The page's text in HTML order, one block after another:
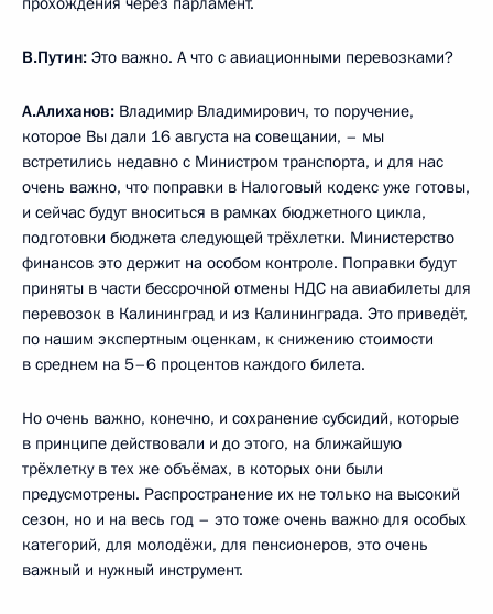
В.Путин: Это важно. А что с авиационными перевозками?
А.Алиханов: Владимир Владимирович, то поручение,
которое Вы дали 16 августа на совещании, – мы
встретились недавно с Министром транспорта, и для нас
очень важно, что поправки в Налоговый кодекс уже готовы,
и сейчас будут вноситься в рамках бюджетного цикла,
подготовки бюджета следующей трёхлетки. Министерство
финансов это держит на особом контроле. Поправки будут
приняты в части бессрочной отмены НДС на авиабилеты для
перевозок в Калининград и из Калининграда. Это приведёт,
по нашим экспертным оценкам, к снижению стоимости
в среднем на 5–6 процентов каждого билета.
Но очень важно, конечно, и сохранение субсидий, которые
в принципе действовали и до этого, на ближайшую
трёхлетку в тех же объёмах, в которых они были
предусмотрены. Распространение их не только на высокий
сезон, но и на весь год – это тоже очень важно для особых
категорий, для молодёжи, для пенсионеров, это очень
важный и нужный инструмент.